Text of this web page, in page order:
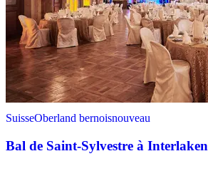
SuisseOberland bernoisnouveau
Bal de Saint-Sylvestre à Interlaken